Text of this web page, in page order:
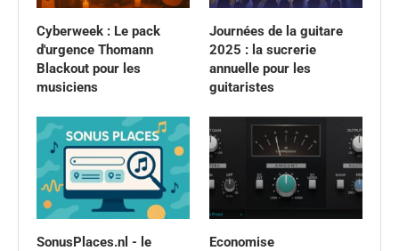
Cyberweek : Le pack
d'urgence Thomann
Blackout pour les
musiciens
Journées de la guitare
2025 : la sucrerie
annuelle pour les
guitaristes
SonusPlaces.nl - le
Economise